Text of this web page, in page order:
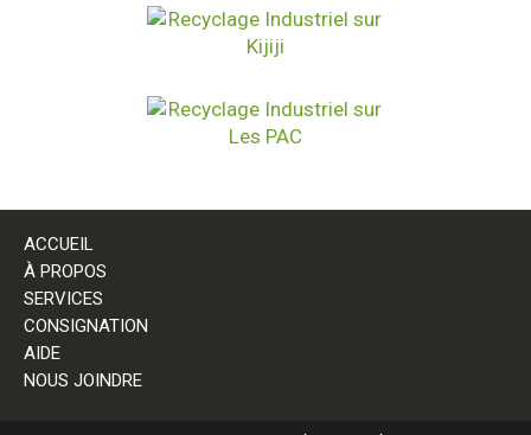
ACCUEIL
À PROPOS
SERVICES
CONSIGNATION
AIDE
NOUS JOINDRE